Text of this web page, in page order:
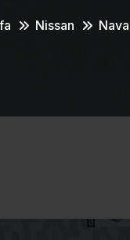
Nissan